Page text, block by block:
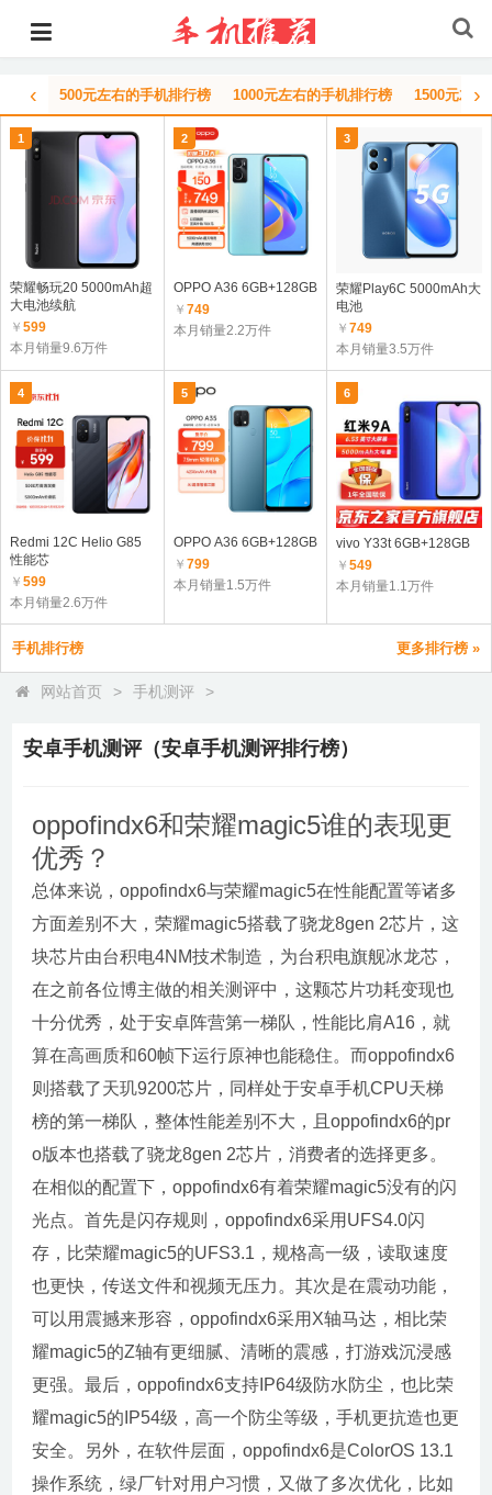
‹ 500元左右的手机排行榜 1000元左右的手机排行榜 1500元左›
1
荣耀畅玩20 5000mAh超
大电池续航
￥ 599
本月销量9.6万件
2
OPPO A36 6GB+128GB
￥ 749
本月销量2.2万件
3
荣耀Play6C 5000mAh大
电池
￥749
本月销量3.5万件
4
Redmi 12C Helio G85
性能芯
￥ 599
本月销量2.6万件
5
OPPO A36 6GB+128GB
￥ 799
本月销量1.5万件
6
vivo Y33t 6GB+128GB
￥549
本月销量1.1万件
手机排行榜 更多排行榜 »
网站首页 > 手机测评 >
安卓手机测评（安卓手机测评排行榜）
oppofindx6和荣耀magic5谁的表现更
优秀？
总体来说，oppofindx6与荣耀magic5在性能配置等诸多
方面差别不大，荣耀magic5搭载了骁龙8gen 2芯片，这
块芯片由台积电4NM技术制造，为台积电旗舰冰龙芯，
在之前各位博主做的相关测评中，这颗芯片功耗变现也
十分优秀，处于安卓阵营第一梯队，性能比肩A16，就
算在高画质和60帧下运行原神也能稳住。而oppofindx6
则搭载了天玑9200芯片，同样处于安卓手机CPU天梯
榜的第一梯队，整体性能差别不大，且oppofindx6的pr
o版本也搭载了骁龙8gen 2芯片，消费者的选择更多。
在相似的配置下，oppofindx6有着荣耀magic5没有的闪
光点。首先是闪存规则，oppofindx6采用UFS4.0闪
存，比荣耀magic5的UFS3.1，规格高一级，读取速度
也更快，传送文件和视频无压力。其次是在震动功能，
可以用震撼来形容，oppofindx6采用X轴马达，相比荣
耀magic5的Z轴有更细腻、清晰的震感，打游戏沉浸感
更强。最后，oppofindx6支持IP64级防水防尘，也比荣
耀magic5的IP54级，高一个防尘等级，手机更抗造也更
安全。另外，在软件层面，oppofindx6是ColorOS 13.1
操作系统，绿厂针对用户习惯，又做了多次优化，比如